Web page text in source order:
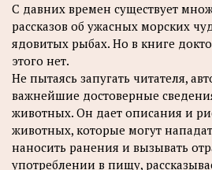
С давних времен существует
рассказов об ужасных морских
ядовитых рыбах. Но в книге
этого нет.
Не пытаясь запугать читателя,
важнейшие достоверные
животных. Он дает описания и
животных, которые могут
наносить ранения и вызывать
употреблении в пищу,